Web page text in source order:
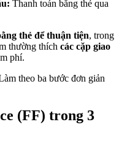
tin giao dịch, v.v.
Thanh toán bằng thẻ qua
thẻ để thuận tiện, trong
thường thích các cặp giao
phí.
theo ba bước đơn giản
(FF) trong 3